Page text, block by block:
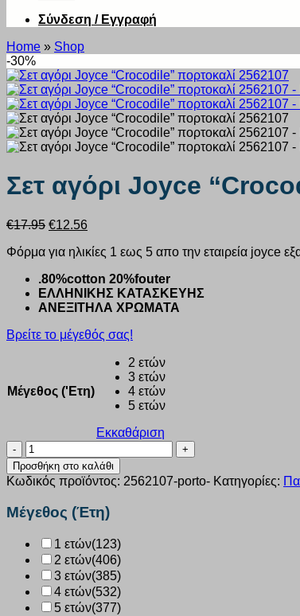
Σύνδεση / Εγγραφή
Home » Shop
-30%
Σετ αγόρι Joyce
€17.95 Original
was:
€12.56Η
τιμή
€12.56.
Φόρμα για ηλικίες 1 εως 5 απο την εταιρεία joyce
.80%cotton 20%fouter
ΕΛΛΗΝΙΚΗΣ ΚΑΤΑΣΚΕΥΗΣ
ΑΝΕΞΙΤΗΛΑ ΧΡΩΜΑΤΑ
Βρείτε το μέγεθός σας!
Μέγεθος ('Ετη)
2 ετών
3 ετών
4 ετών
5 ετών
Εκκαθάριση
Σετ
αγόρι
Joyce
“Crocodile”
πορτοκαλί
2562107
Προσθήκη στο καλάθι
Κωδικός προϊόντος: 2562107-porto- Κατηγορίες:
Μέγεθος (Έτη)
1 ετών(123)
2 ετών(406)
3 ετών(385)
4 ετών(532)
5 ετών(377)